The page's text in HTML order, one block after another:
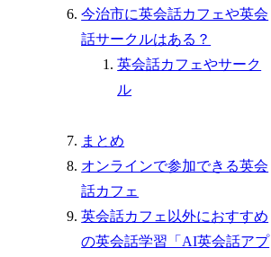
今治市に英会話カフェや英会
話サークルはある？
英会話カフェやサーク
ル
まとめ
オンラインで参加できる英会
話カフェ
英会話カフェ以外におすすめ
の英会話学習「AI英会話アプ